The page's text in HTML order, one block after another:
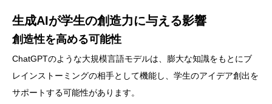
生成AIが学生の創造力に与える影響
創造性を高める可能性
ChatGPTのような大規模言語モデルは、膨大な知識をもとにブ
レインストーミングの相手として機能し、学生のアイデア創出を
サポートする可能性があります。